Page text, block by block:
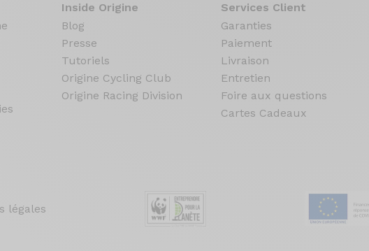
Inside Origine
Blog
Presse
Tutoriels
Origine Cycling Club
Origine Racing Division
Services Client
Garanties
Paiement
Livraison
Entretien
Foire aux questions
Cartes Cadeaux
légales